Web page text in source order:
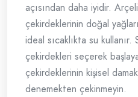
açısından daha iyidir.
çekirdeklerinin doğal
ideal sıcaklıkta su
çekirdekleri seçerek
çekirdeklerinin kişisel
denemekten çekinmeyin.